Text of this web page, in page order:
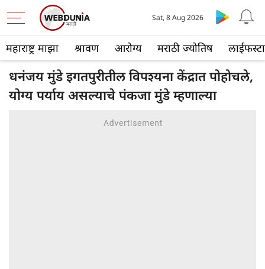
महाराष्ट्र माझा श्रावण आरोग्य मराठी ज्योतिष
Sat, 8 Aug 2026
धनंजय मुंडे इगतपुरीतील विपश्यना केंद्रात पोहोचले,
योग्य पर्याय असल्याचे पंकजा मुंडे म्हणाल्या